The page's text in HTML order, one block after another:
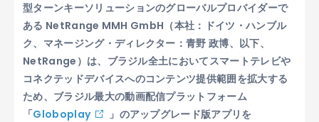
型ターンキーソリューションのグローバルプロバイダーで
ある NetRange MMH GmbH （本社：ドイツ・ハンブル
ク、マネージング・ディレクター：青野 政博、以下、
NetRange）は、ブラジル全土においてスマートテレビや
コネクテッドデバイスへのコンテンツ提供範囲を拡大する
ため、ブラジル最大の動画配信プラットフォーム
「Globoplay
」のアップグレード版アプリを